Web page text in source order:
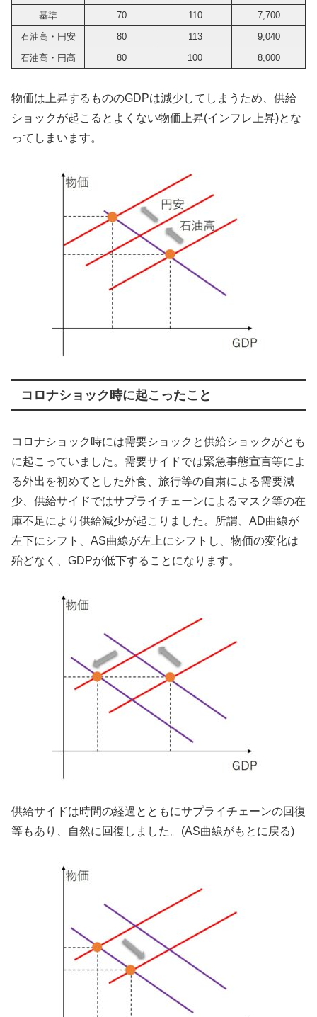
基準
70 110
7,700
石油高・円安
80 113
9,040
石油高・円高
80 100 8,000
物価は上昇するもののGDPは減少してしまうため、供給
ショックが起こるとよくない物価上昇(インフレ上昇)とな
ってしまいます。
コロナショック時に起こったこと
コロナショック時には需要ショックと供給ショックがとも
に起こっていました。需要サイドでは緊急事態宣言等によ
る外出を初めてとした外食、旅行等の自粛による需要減
少、供給サイドではサプライチェーンによるマスク等の在
庫不足により供給減少が起こりました。所謂、AD曲線が
左下にシフト、AS曲線が左上にシフトし、物価の変化は
殆どなく、GDPが低下することになります。
供給サイドは時間の経過とともにサプライチェーンの回復
等もあり、自然に回復しました。(AS曲線がもとに戻る)